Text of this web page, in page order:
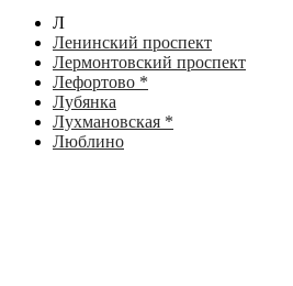
Л
Ленинский проспект
Лермонтовский проспект
Лефортово *
Лубянка
Лухмановская *
Люблино